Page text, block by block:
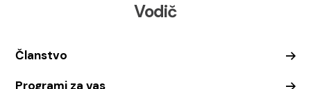
Vodič
Članstvo
Programi za vas